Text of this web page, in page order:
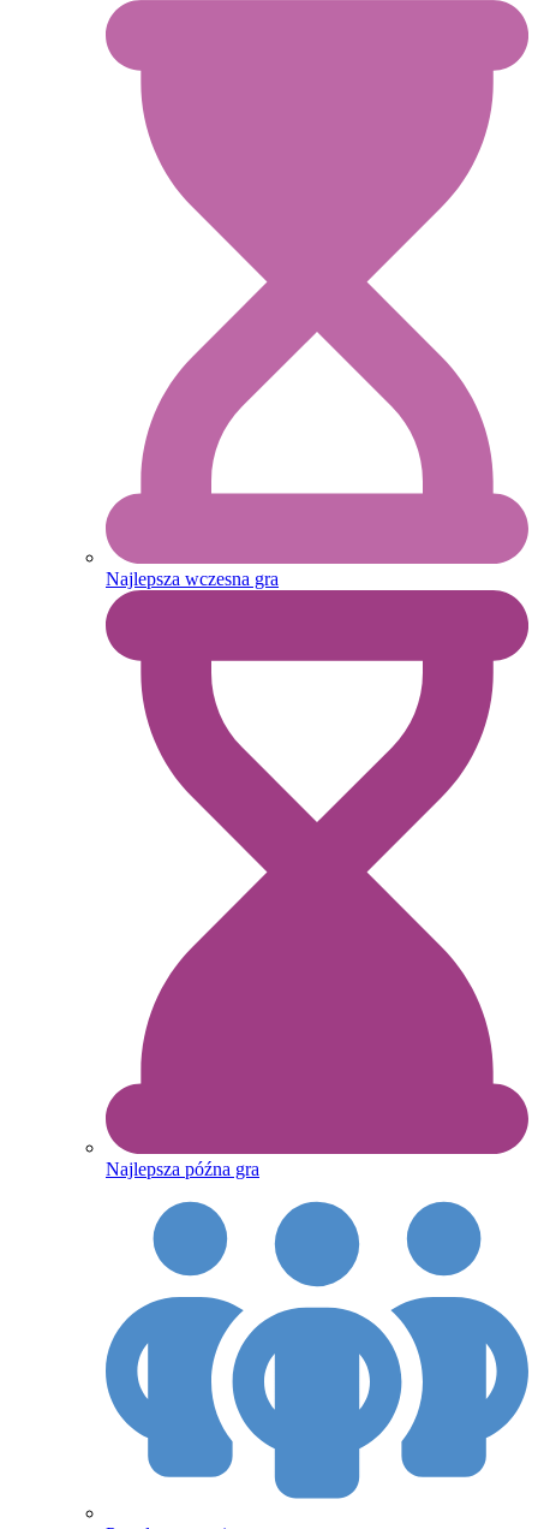
Najlepsza wczesna gra
Najlepsza późna gra